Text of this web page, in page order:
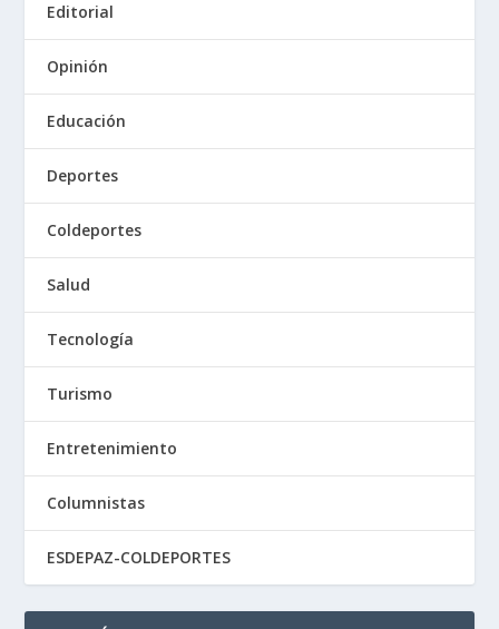
Editorial
Opinión
Educación
Deportes
Coldeportes
Salud
Tecnología
Turismo
Entretenimiento
Columnistas
ESDEPAZ-COLDEPORTES